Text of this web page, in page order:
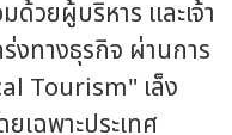
วยผู้บริหาร และเจ้า
งทางธุรกิจ ผ่านการ
Tourism" เล็ง
เฉพาะประเทศ